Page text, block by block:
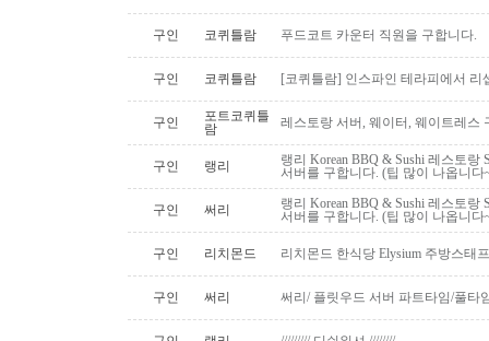
구인 코퀴틀람 푸드코트 카운터 직원을 구합니다.
구인 코퀴틀람 [코퀴틀람] 인스파인 테라피에서 리
구인
포트코퀴틀
람
레스토랑 서버, 웨이터, 웨이트레스
구인 랭리
랭리 Korean BBQ & Sushi 레스토
서버를 구합니다. (팁 많이 나옵니다
구인 써리
랭리 Korean BBQ & Sushi 레스토
서버를 구합니다. (팁 많이 나옵니다
구인 리치몬드 리치몬드 한식당 Elysium 주방스태
구인 써리 써리/ 플릿우드 서버 파트타임/풀타